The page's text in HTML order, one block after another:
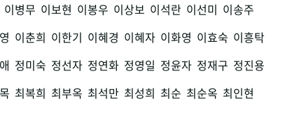
이병무 이보현 이봉우 이상보 이석란 이선미 이송주
이춘희 이한기 이혜경 이혜자 이화영 이효숙 이흥탁
정미숙 정선자 정연화 정영일 정윤자 정재구 정진용
최복희 최부옥 최석만 최성희 최순 최순옥 최인현